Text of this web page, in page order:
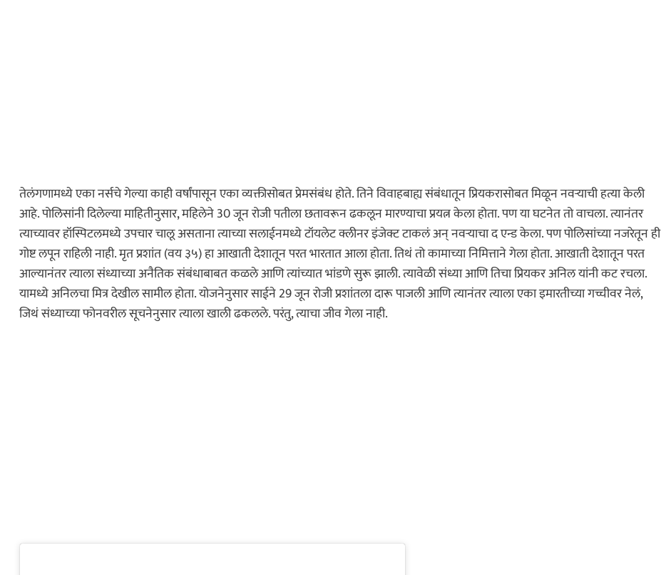
तेलंगणामध्ये एका नर्सचे गेल्या काही वर्षांपासून एका व्यक्तीसोबत प्रेमसंबंध होते. तिने विवाहबाह्य संबंधातून प्रियकरासोबत मिळून नवऱ्याची हत्या केली
आहे. पोलिसांनी दिलेल्या माहितीनुसार, महिलेने 30 जून रोजी पतीला छतावरून ढकलून मारण्याचा प्रयत्न केला होता. पण या घटनेत तो वाचला. त्यानंतर
त्याच्यावर हॉस्पिटलमध्ये उपचार चालू असताना त्याच्या सलाईनमध्ये टॉयलेट क्लीनर इंजेक्ट टाकलं अन् नवऱ्याचा द एन्ड केला. पण पोलिसांच्या नजरेतून ही
गोष्ट लपून राहिली नाही. मृत प्रशांत (वय ३५) हा आखाती देशातून परत भारतात आला होता. तिथं तो कामाच्या निमित्ताने गेला होता. आखाती देशातून परत
आल्यानंतर त्याला संध्याच्या अनैतिक संबंधाबाबत कळले आणि त्यांच्यात भांडणे सुरू झाली. त्यावेळी संध्या आणि तिचा प्रियकर अनिल यांनी कट रचला.
यामध्ये अनिलचा मित्र देखील सामील होता. योजनेनुसार साईने 29 जून रोजी प्रशांतला दारू पाजली आणि त्यानंतर त्याला एका इमारतीच्या गच्चीवर नेलं,
जिथं संध्याच्या फोनवरील सूचनेनुसार त्याला खाली ढकलले. परंतु, त्याचा जीव गेला नाही.